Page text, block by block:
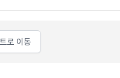
로 이동